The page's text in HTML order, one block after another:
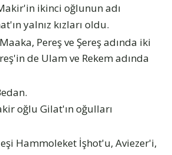
ikinci oğlunun adı
yalnız kızları oldu.
Pereş ve Şereş adında iki
de Ulam ve Rekem adında
oğlu Gilat'ın oğulları
Hammoleket İşhot'u, Aviezer'i,